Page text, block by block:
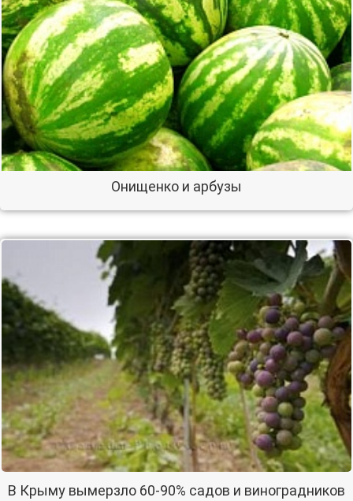
Онищенко и арбузы
В Крыму вымерзло 60-90% садов и виноградников